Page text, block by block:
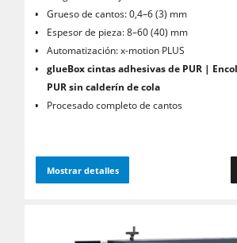
Grueso de cantos: 0,4–6 (3) mm
Espesor de pieza: 8–60 (40) mm
Automatización: x-motion PLUS
glueBox cintas adhesivas de PUR |
PUR sin calderín de cola
Procesado completo de cantos
Mostrar detalles